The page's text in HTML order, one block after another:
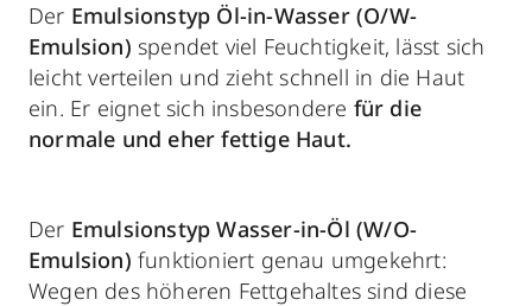
Der Emulsionstyp Öl-in-Wasser (O/W-
Emulsion) spendet viel Feuchtigkeit, lässt sich
leicht verteilen und zieht schnell in die Haut
ein. Er eignet sich insbesondere für die
normale und eher fettige Haut.
Der Emulsionstyp Wasser-in-Öl (W/O-
Emulsion) funktioniert genau umgekehrt:
Wegen des höheren Fettgehaltes sind diese